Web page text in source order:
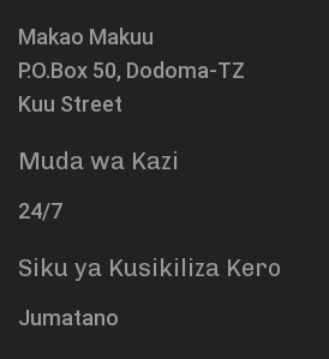
Makao Makuu
P.O.Box 50, Dodoma-TZ
Kuu Street
Muda wa Kazi
24/7
Siku ya Kusikiliza Kero
Jumatano